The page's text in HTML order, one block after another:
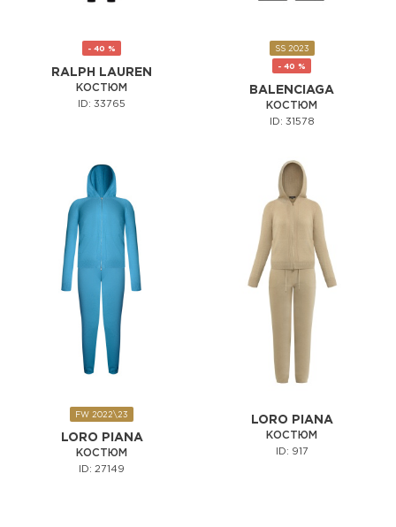
- 40 %
RALPH LAUREN
КОСТЮМ
ID: 33765
SS 2023
- 40 %
BALENCIAGA
КОСТЮМ
ID: 31578
FW 2022\23
LORO PIANA
КОСТЮМ
ID: 27149
LORO PIANA
КОСТЮМ
ID: 917